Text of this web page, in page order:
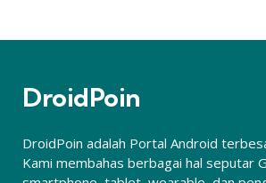
DroidPoin
DroidPoin adalah Portal Android
Kami membahas berbagai hal seputar